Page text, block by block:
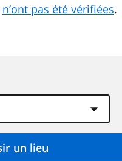
n’ont pas été vérifiées.